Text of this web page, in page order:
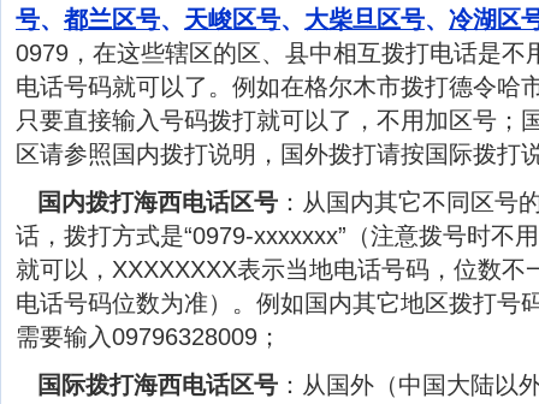
号、 都兰区号、 天峻区号、 大柴旦区号、 冷湖区
0979，在这些辖区的区、县中相互拨打电话是不
电话号码就可以了。例如在格尔木市拨打德令哈
只要直接输入号码拨打就可以了，不用加区号；
区请参照国内拨打说明，国外拨打请按国际拨打
国内拨打海西电话区号 ：从国内其它不同区号
话，拨打方式是“0979-xxxxxxx”（注意拨号时不
就可以，XXXXXXXX表示当地电话号码，位数不
电话号码位数为准）。例如国内其它地区拨打号
需要输入09796328009；
国际拨打海西电话区号 ：从国外（中国大陆以